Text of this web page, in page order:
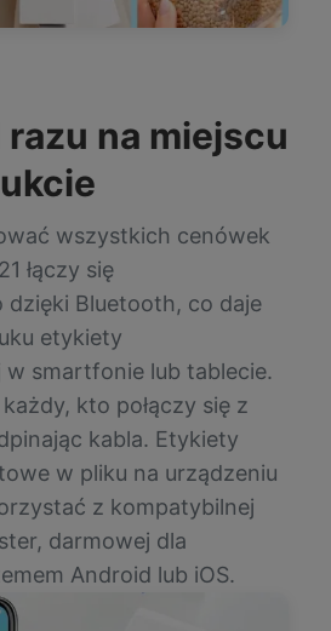
na miejscu
wszystkich cenówek
łączy się
Bluetooth, co daje
etykiety
smartfonie lub tablecie.
kto połączy się z
kabla. Etykiety
w pliku na urządzeniu
z kompatybilnej
darmowej dla
Android lub iOS.